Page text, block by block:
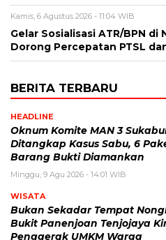
Kamis, 6 Agustus 2026 - 11:04 WIB
Gelar Sosialisasi ATR/BPN di
Dorong Percepatan PTSL
BERITA TERBARU
HEADLINE
Oknum Komite MAN 3
Ditangkap Kasus Sabu, 6
Barang Bukti Diamankan
Minggu, 9 Agu 2026 - 14:01 WIB
WISATA
Bukan Sekadar Tempat
Bukit Panenjoan Tenjojaya
Penggerak UMKM Warga